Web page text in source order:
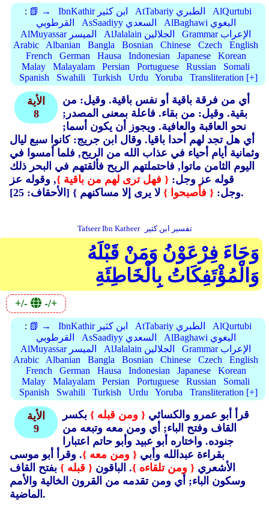
: 📗 → IbnKathir ابن كثير AtTabariy الطبري
AlQurtubi
القرطوبي
AsSaadiyy السعدي
AlBaghawi البغوي
AlMuyassar الميسر
AlJalalain الجلالين
Grammar الإعراب
Arabic
Albanian Bangla Bosnian Chinese Czech
English
French
German Hausa Indonesian Japanese
Korean
Malay
Malayalam Persian Portuguese Russian
Somali
Spanish
Swahili Turkish Urdu Yoruba Transliteration [+]
الأية
8
أي من فرقة باقية أو نفس باقية. وقيل: من
بقية. وقيل: من بقاء. فاعلة بمعنى المصدر;
نحو العاقبة والعافية. ويجوز أن يكون أسما;
أي هل تجد لهم أحدا باقيا. وقال ابن جريج: كانوا سبع ليال
وثمانية أيام أحياء في عذاب الله من الريح, فلما أمسوا في
اليوم الثامن ماتوا, فاحتملتهم الريح فألقتهم في البحر ذلك
قوله عز وجل: { فهل ترى لهم من باقية }, وقوله عز
وجل: { فأصبحوا } لا يرى إلا مساكنهم } [الأحقاف: 25].
Tafseer Ibn Katheer تفسير ابن كثير
وَجَاءَ فِرْعَوْنُ وَمَنْ قَبْلَهُ
وَالْمُؤْتَفِكَاتُ بِالْخَاطِئَةِ
+/- -/+
: 📗 → IbnKathir ابن كثير AtTabariy الطبري
AlQurtubi
القرطوبي
AsSaadiyy السعدي
AlBaghawi البغوي
AlMuyassar الميسر
AlJalalain الجلالين
Grammar الإعراب
Arabic
Albanian Bangla Bosnian Chinese Czech
English
French
German Hausa Indonesian Japanese
Korean
Malay
Malayalam Persian Portuguese Russian
Somali
Spanish
Swahili Turkish Urdu Yoruba Transliteration [+]
الأية
9
قرأ أبو عمرو والكسائي { ومن قبله } بكسر
القاف وفتح الباء; أي ومن معه وتبعه من
جنوده. واختاره أبو عبيد وأبو حاتم اعتبارا
بقراءة عبدالله وأبي { ومن معه }. وقرأ أبو موسى
الأشعري { ومن تلقاءه }. الباقون { قبله } بفتح القاف
وسكون الباء; أي ومن تقدمه من القرون الخالية والأمم
الماضية.